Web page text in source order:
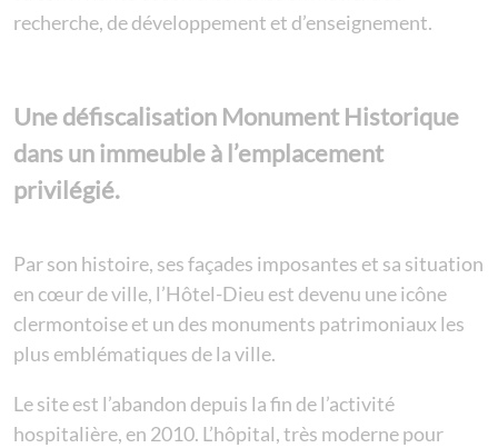
recherche, de développement et d’enseignement.
Une défiscalisation Monument Historique
dans un immeuble à l’emplacement
privilégié.
Par son histoire, ses façades imposantes et sa situation
en cœur de ville, l’Hôtel-Dieu est devenu une icône
clermontoise et un des monuments patrimoniaux les
plus emblématiques de la ville.
Le site est l’abandon depuis la fin de l’activité
hospitalière, en 2010. L’hôpital, très moderne pour